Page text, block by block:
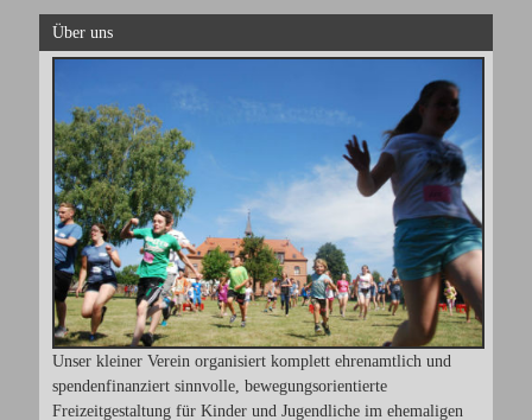
Über uns
Unser kleiner Verein organisiert komplett ehrenamtlich und
spendenfinanziert sinnvolle, bewegungsorientierte
Freizeitgestaltung für Kinder und Jugendliche im ehemaligen